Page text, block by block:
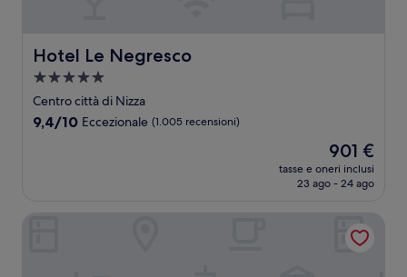
Hotel Le Negresco
Hotel Le Negresco
Struttura
a
5.0
Centro città di Nizza
9.4
9,4/10 Eccezionale (1.005 recensioni)
Il
prezzo
attuale
901 €
901 €
tasse e oneri inclusi
23 ago - 24 ago